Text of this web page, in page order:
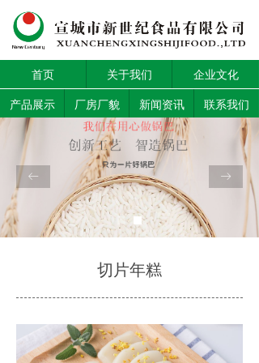
ꂃ ꁹ
首页 关于我们
企业文化
产品展示
厂房厂貌 新闻资讯 联系我们
切片年糕